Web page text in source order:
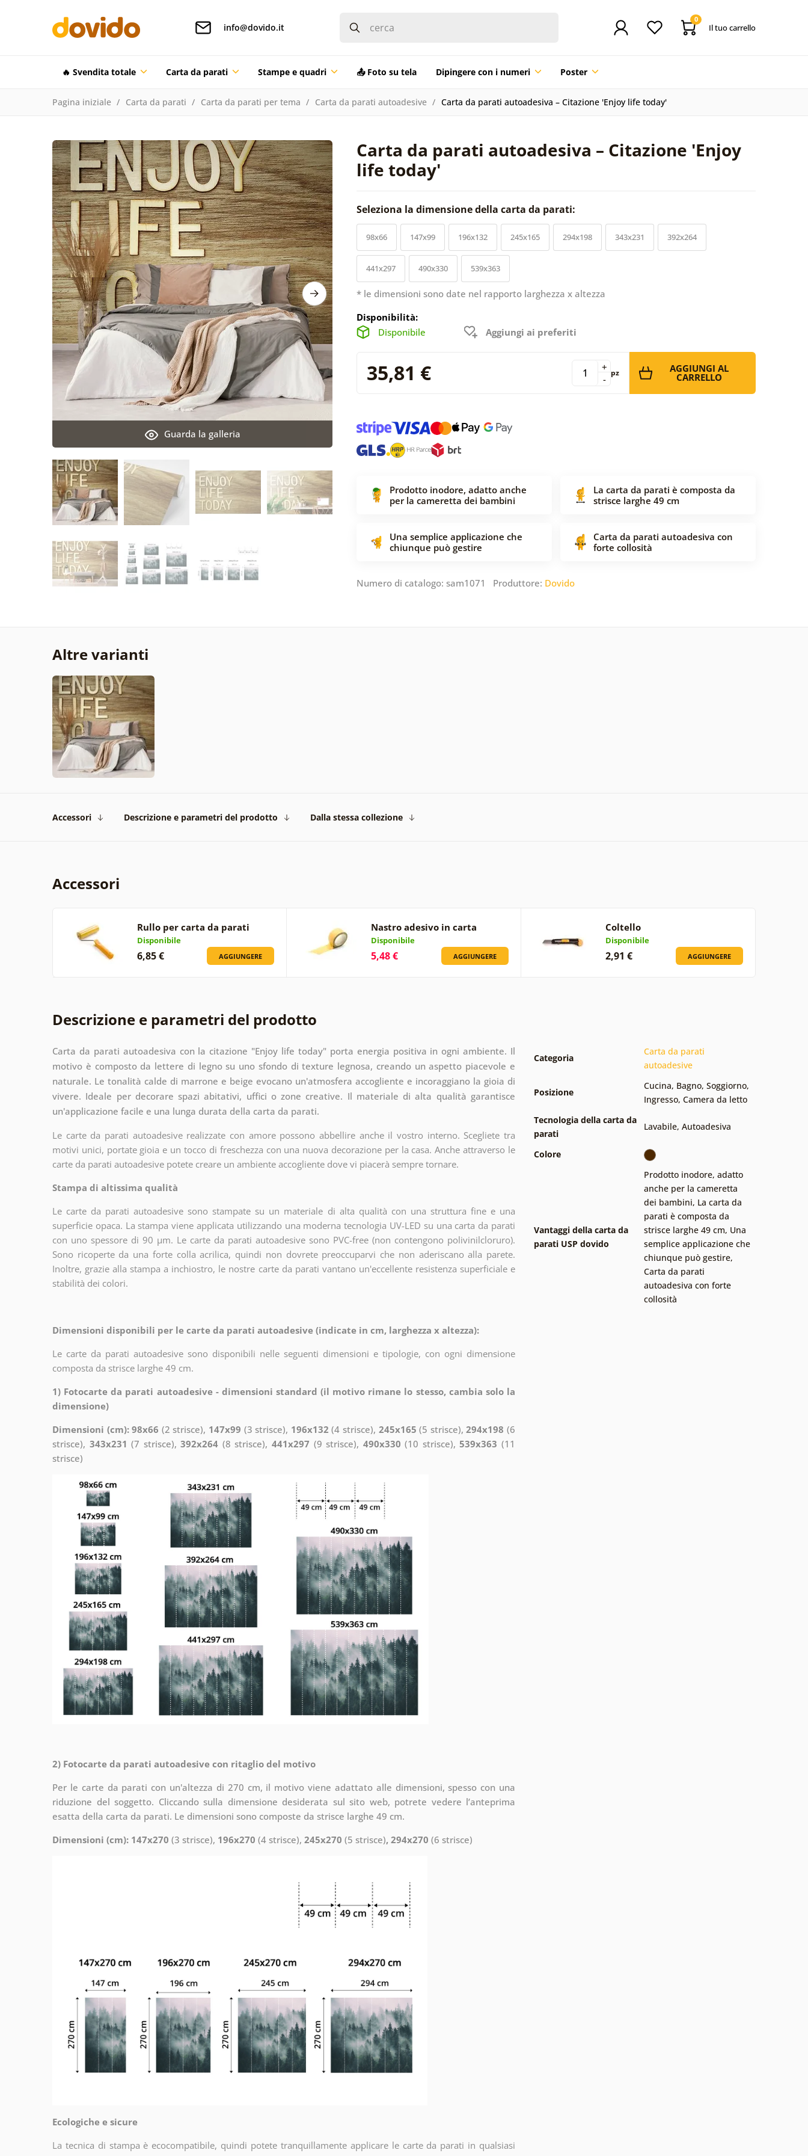
info@dovido.it
0
Il tuo carrello
🔥 Svendita totale Carta da parati Stampe e quadri 📤 Foto su tela Dipingere con i numeri Poster
Pagina iniziale Carta da parati Carta da parati per tema Carta da parati autoadesive Carta da parati autoadesiva – Citazione 'Enjoy life today'
Carta da parati autoadesiva – Citazione 'Enjoy
life today'
Guarda la galleria
Seleziona la dimensione della carta da parati:
98x66 147x99 196x132 245x165 294x198 343x231 392x264
441x297 490x330 539x363
* le dimensioni sono date nel rapporto larghezza x altezza
Disponibilità:
Disponibile
Aggiungi ai preferiti
35,81 € -
+ pz AGGIUNGI AL
CARRELLO
Prodotto inodore, adatto anche
per la cameretta dei bambini
La carta da parati è composta da
strisce larghe 49 cm
Una semplice applicazione che
chiunque può gestire
Carta da parati autoadesiva con
forte collosità
Numero di catalogo: sam1071 Produttore: Dovido
Altre varianti
Accessori Descrizione e parametri del prodotto Dalla stessa collezione
Accessori
Rullo per carta da parati
Disponibile
6,85 € AGGIUNGERE
Nastro adesivo in carta
Disponibile
5,48 € AGGIUNGERE
Coltello
Disponibile
2,91 € AGGIUNGERE
Descrizione e parametri del prodotto
Carta da parati autoadesiva con la citazione "Enjoy life today" porta energia positiva in ogni ambiente. Il
motivo è composto da lettere di legno su uno sfondo di texture legnosa, creando un aspetto piacevole e
naturale. Le tonalità calde di marrone e beige evocano un'atmosfera accogliente e incoraggiano la gioia di
vivere. Ideale per decorare spazi abitativi, uffici o zone creative. Il materiale di alta qualità garantisce
un'applicazione facile e una lunga durata della carta da parati.
Le carte da parati autoadesive realizzate con amore possono abbellire anche il vostro interno. Scegliete tra
motivi unici, portate gioia e un tocco di freschezza con una nuova decorazione per la casa. Anche attraverso le
carte da parati autoadesive potete creare un ambiente accogliente dove vi piacerà sempre tornare.
Stampa di altissima qualità
Le carte da parati autoadesive sono stampate su un materiale di alta qualità con una struttura fine e una
superficie opaca. La stampa viene applicata utilizzando una moderna tecnologia UV-LED su una carta da parati
con uno spessore di 90 µm. Le carte da parati autoadesive sono PVC-free (non contengono polivinilcloruro).
Sono ricoperte da una forte colla acrilica, quindi non dovrete preoccuparvi che non aderiscano alla parete.
Inoltre, grazie alla stampa a inchiostro, le nostre carte da parati vantano un'eccellente resistenza superficiale e
stabilità dei colori.
Dimensioni disponibili per le carte da parati autoadesive (indicate in cm, larghezza x altezza):
Le carte da parati autoadesive sono disponibili nelle seguenti dimensioni e tipologie, con ogni dimensione
composta da strisce larghe 49 cm.
1) Fotocarte da parati autoadesive - dimensioni standard (il motivo rimane lo stesso, cambia solo la
dimensione)
Dimensioni (cm): 98x66 (2 strisce), 147x99 (3 strisce), 196x132 (4 strisce), 245x165 (5 strisce),294x198 (6
strisce), 343x231 (7 strisce),392x264 (8 strisce),441x297 (9 strisce), 490x330 (10 strisce),539x363 (11
strisce)
2) Fotocarte da parati autoadesive con ritaglio del motivo
Per le carte da parati con un'altezza di 270 cm, il motivo viene adattato alle dimensioni, spesso con una
riduzione del soggetto. Cliccando sulla dimensione desiderata sul sito web, potrete vedere l’anteprima
esatta della carta da parati. Le dimensioni sono composte da strisce larghe 49 cm.
Dimensioni (cm): 147x270 (3 strisce), 196x270 (4 strisce), 245x270 (5 strisce), 294x270 (6 strisce)
Ecologiche e sicure
La tecnica di stampa è ecocompatibile, quindi potete tranquillamente applicare le carte da parati in qualsiasi
Categoria
Carta da parati
autoadesive
Posizione
Cucina, Bagno, Soggiorno,
Ingresso, Camera da letto
Tecnologia della carta da
parati
Lavabile, Autoadesiva
Colore
Vantaggi della carta da
parati USP dovido
Prodotto inodore, adatto
anche per la cameretta
dei bambini, La carta da
parati è composta da
strisce larghe 49 cm, Una
semplice applicazione che
chiunque può gestire,
Carta da parati
autoadesiva con forte
collosità